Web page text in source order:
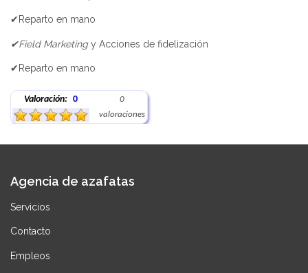
✔Reparto en mano
✔Field Marketingy Acciones de fidelización
✔Reparto en mano
Valoración: 0
0
valoraciones
Agencia de azafatas
Servicios
Contacto
Empleos